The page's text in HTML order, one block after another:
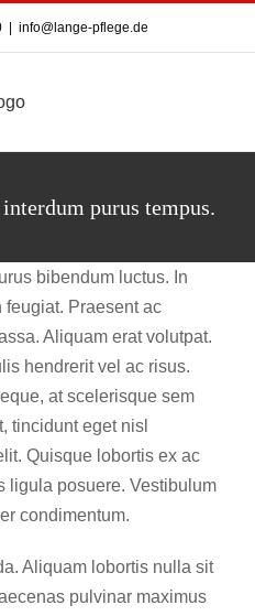
info@lange-pflege.de
purus tempus.
bibendum luctus. In
Praesent ac
Aliquam erat volutpat.
hendrerit vel ac risus.
at scelerisque sem
tincidunt eget nisl
Quisque lobortis ex ac
ligula posuere. Vestibulum
condimentum.
Aliquam lobortis nulla sit
pulvinar maximus